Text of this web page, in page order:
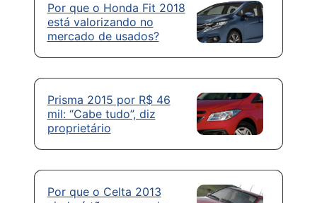
Por que o Honda Fit 2018
está valorizando no
mercado de usados?
Prisma 2015 por R$ 46
mil: “Cabe tudo”, diz
proprietário
Por que o Celta 2013